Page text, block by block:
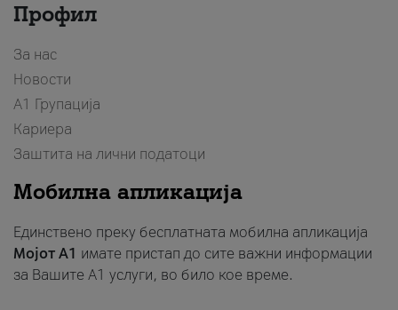
Профил
За нас
Новости
А1 Групација
Кариера
Заштита на лични податоци
Мобилна апликација
Единствено преку бесплатната мобилна апликација
Мојот A1 имате пристап до сите важни информации
за Вашите A1 услуги, во било кое време.